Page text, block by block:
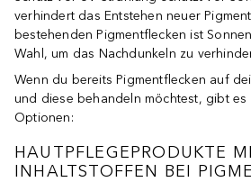
verhindert das Entstehen neuer
bestehenden Pigmentflecken ist
Wahl, um das Nachdunkeln zu
Wenn du bereits Pigmentflecken auf
und diese behandeln möchtest, gibt es
Optionen:
HAUTPFLEGEPRODUKTE
INHALTSTOFFEN BEI